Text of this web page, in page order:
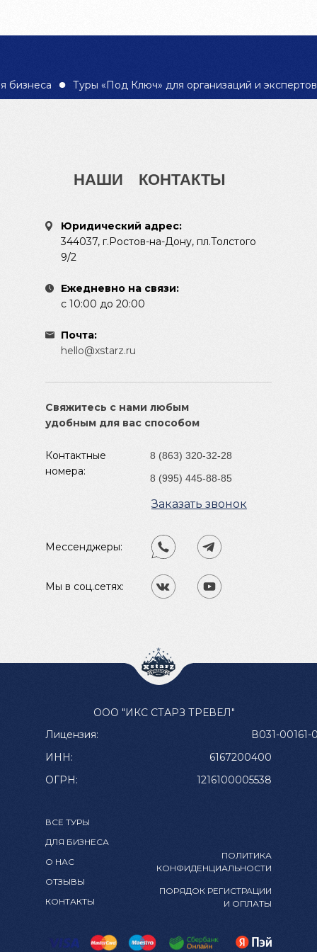
Туры «Под Ключ» для организаций и экспертов
КОНТАКТЫ
НАШИ
Юридический адрес:
344037, г.Ростов-на-Дону, пл.Толстого
9/2
Ежедневно на связи:
с 10:00 до 20:00
Почта:
hello@xstarz.ru
Свяжитесь с нами любым
удобным для вас способом
Контактные
номера:
Мессенджеры:
Мы в соц.сетях:
8 (863) 320-32-28
Заказать звонок
8 (995) 445-88-85
ВСЕ ТУРЫ
О НАС
ОТЗЫВЫ
КОНТАКТЫ
ДЛЯ БИЗНЕСА
ООО "ИКС СТАРЗ ТРЕВЕЛ"
Лицензия:
В031-00161-
ИНН:
6167200400
ОГРН:
1216100005538
ПОРЯДОК РЕГИСТРАЦИИ
И ОПЛАТЫ
ПОЛИТИКА
КОНФИДЕНЦИАЛЬНОСТИ